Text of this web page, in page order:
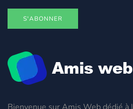
Bienvenue sur Amis Web dédié à
S'ABONNER